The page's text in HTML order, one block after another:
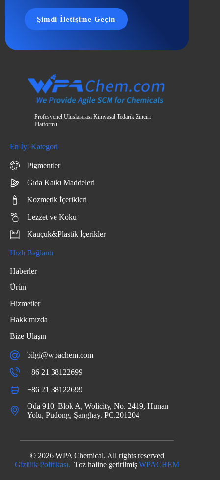
Şimdi İletişime Geçin
Profesyonel Uluslararası Kimyasal Tedarik Zinciri
Platformu
En İyi Kategori
Pigmentler
Gıda Katkı Maddeleri
Kozmetik İçerikleri
Lezzet ve Koku
Kauçuk&Plastik İçerikler
Hızlı Bağlantı
Haberler
Ürün
Hizmetler
Hakkımızda
Bize Ulaşın
bilgi@wpachem.com
+86 21 38122699
+86 21 38122699
Oda 910, Blok A, Wolicity, No. 2419, Hunan
Yolu, Pudong, Şanghay. PC.201204
© 2026 WPA Chemical. All rights reserved
Gizlilik Politikası. Toz haline getirilmiş WPACHEM